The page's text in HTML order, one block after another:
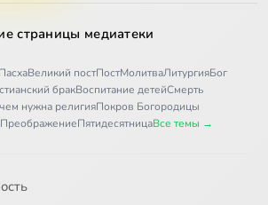
страницы медиатеки
ПасхаВеликий постПостМолитваЛитургияБог
бракВоспитание детейСмерть
нужна религияПокров Богородицы
ПреображениеПятидесятницаВсе темы →